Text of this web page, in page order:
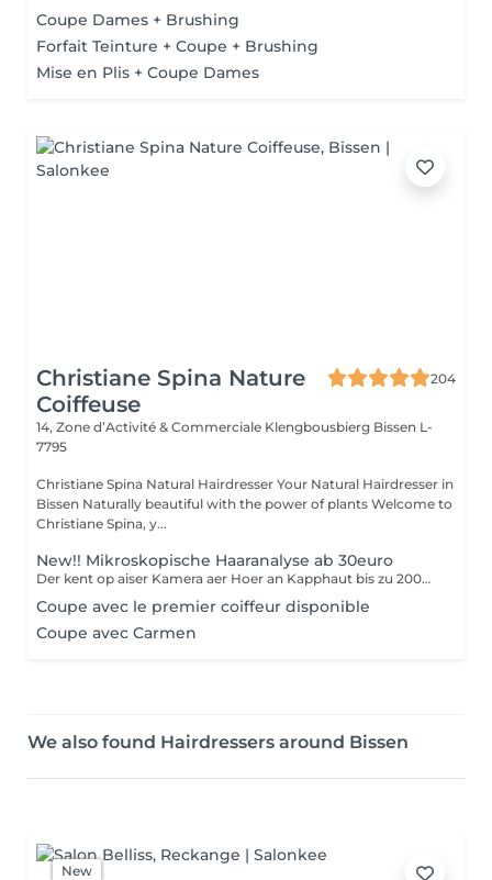
Coupe Dames + Brushing
Forfait Teinture + Coupe + Brushing
Mise en Plis + Coupe Dames
Christiane Spina Nature
Coiffeuse
204
14, Zone d’Activité & Commerciale Klengbousbierg Bissen L-
7795
Christiane Spina Natural Hairdresser Your Natural Hairdresser in
Bissen Naturally beautiful with the power of plants Welcome to
Christiane Spina, y...
New!! Mikroskopische Haaranalyse ab 30euro
Der kent op aiser Kamera aer Hoer an Kapphaut bis zu 200mol vergréissert gesin. Als forméierten Hoer Coach, kann ech Hoerausfall, Schuppen, Hoersplizz, Ekzemen etc diagnostizéiren. Durch meng 40 Joer lang Erfahrung als Coiffeuse, kann ech Iech helelfen aer Problemer ze léisen.
Coupe avec le premier coiffeur disponible
Coupe avec Carmen
We also found Hairdressers around Bissen
New